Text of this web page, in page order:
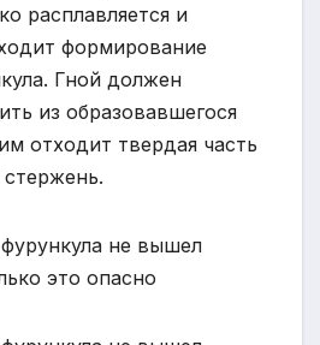
расплавляется и
формирование
Гной должен
из образовавшегося
отходит твердая часть